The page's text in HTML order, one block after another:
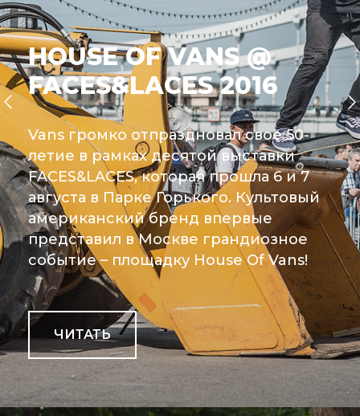
HOUSE OF VANS @
FACES&LACES 2016
Vans громко отпраздновал своё 50-
летие в рамках десятой выставки
FACES&LACES, которая прошла 6 и 7
августа в Парке Горького. Культовый
американский бренд впервые
представил в Москве грандиозное
событие – площадку House Of Vans!
ЧИТАТЬ